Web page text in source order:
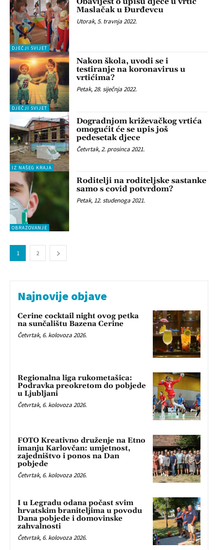
DJEČJI SVIJET
Maslačak u Đurđevcu
Utorak, 5. travnja 2022.
DJEČJI SVIJET
Nakon škola, uvodi se i
testiranje na koronavirus u
vrtićima?
Petak, 28. siječnja 2022.
IZ NAŠEG KRAJA
Dogradnjom križevačkog vrtića
omogućit će se upis još
pedesetak djece
Četvrtak, 2. prosinca 2021.
OBRAZOVANJE
Roditelji na roditeljske sastanke
samo s covid potvrdom?
Petak, 12. studenoga 2021.
1 2
Najnovije objave
Cerine cocktail night ovog petka
na sunčalištu Bazena Cerine
Četvrtak, 6. kolovoza 2026.
Regionalna liga rukometašica:
Podravka preokretom do pobjede
u Ljubljani
Četvrtak, 6. kolovoza 2026.
FOTO Kreativno druženje na Etno
imanju Karlovčan: umjetnost,
zajedništvo i ponos na Dan
pobjede
Četvrtak, 6. kolovoza 2026.
I u Legradu odana počast svim
hrvatskim braniteljima u povodu
Dana pobjede i domovinske
zahvalnosti
Četvrtak, 6. kolovoza 2026.